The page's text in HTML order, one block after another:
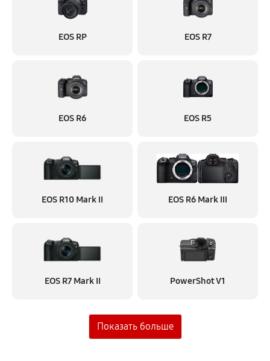
EOS RP EOS R7
EOS R6 EOS R5
EOS R10 Mark II EOS R6 Mark III
EOS R7 Mark II PowerShot V1